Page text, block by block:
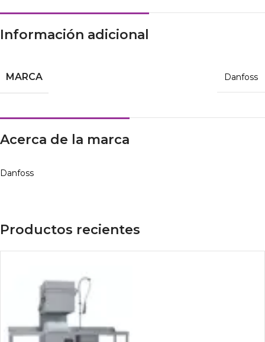
Información adicional
MARCA Danfoss
Acerca de la marca
Danfoss
Productos recientes